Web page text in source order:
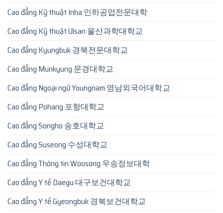
Cao đẳng Kỹ thuật Inha 인하공업전문대학
Cao đẳng Kỹ thuật Ulsan 울산과학대학교
Cao đẳng Kyungbuk 경북전문대학교
Cao đẳng Munkyung 문경대학교
Cao đẳng Ngoại ngữ Youngnam 영남외국어대학교
Cao đẳng Pohang 포항대학교
Cao đẳng Songho 송호대학교
Cao đẳng Suseong 수성대학교
Cao đẳng Thông tin Woosong 우송정보대학
Cao đẳng Y tế Daegu 대구보건대학교
Cao đẳng Y tế Gyeongbuk 경북보건대학교